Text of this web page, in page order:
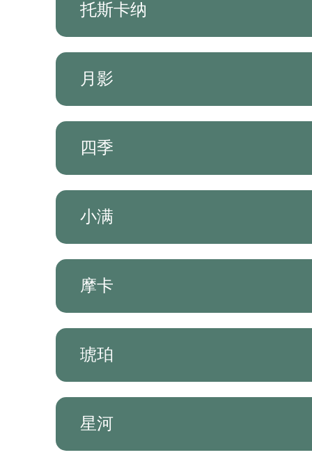
托斯卡纳
月影
四季
小满
摩卡
琥珀
星河